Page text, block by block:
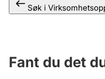
Søk i
Fant du det